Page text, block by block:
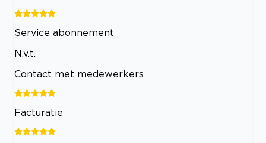
Service abonnement
N.v.t.
Contact met medewerkers
Facturatie